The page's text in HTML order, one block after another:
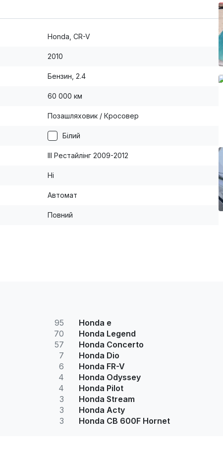
Honda, CR-V
2010
Бензин, 2.4
60 000 км
Позашляховик / Кросовер
Білий
III Рестайлінг 2009-2012
Ні
Автомат
Повний
95
70
57
7
6
4
4
3
3
3
Honda e
Honda Legend
Honda Concerto
Honda Dio
Honda FR-V
Honda Odyssey
Honda Pilot
Honda Stream
Honda Acty
Honda CB 600F Hornet